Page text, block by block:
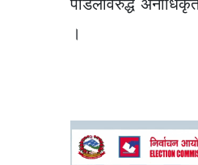
पौडेलविरुद्ध
।